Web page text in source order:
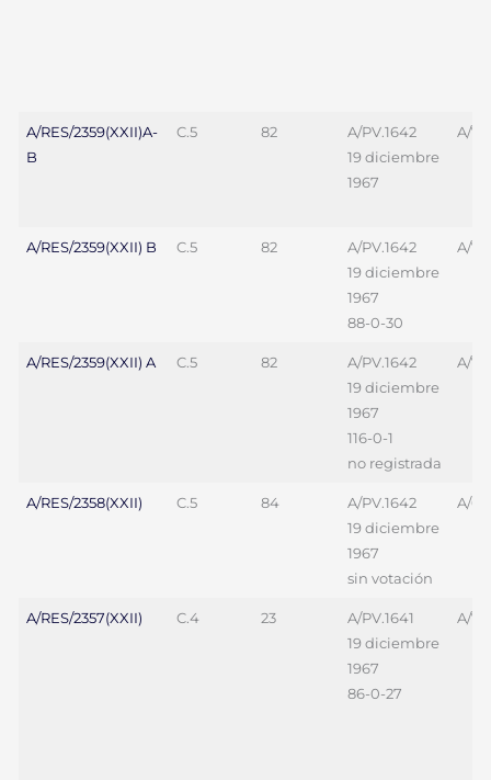
A/RES/2359(XXII)A-
B
C.5 82
A/PV.1642
19 diciembre
1967
A/
A/RES/2359(XXII) B C.5 82
A/PV.1642
19 diciembre
1967
88-0-30
A/
A/RES/2359(XXII) A C.5 82
A/PV.1642
19 diciembre
1967
116-0-1
no registrada
A/
A/RES/2358(XXII) C.5 84
A/PV.1642
19 diciembre
1967
sin votación
A/
A/RES/2357(XXII) C.4 23
A/PV.1641
19 diciembre
1967
86-0-27
A/